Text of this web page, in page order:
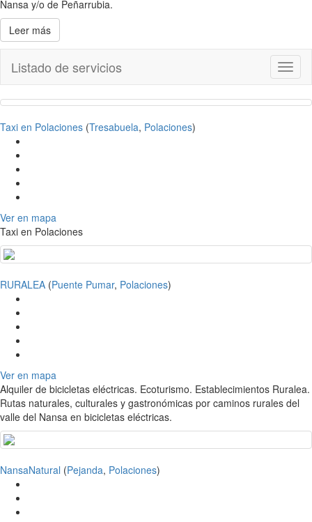
Nansa y/o de Peñarrubia.
Leer más
Listado de servicios
Taxi en Polaciones (Tresabuela, Polaciones)
Ver en mapa
Taxi en Polaciones
RURALEA (Puente Pumar, Polaciones)
Ver en mapa
Alquiler de bicicletas eléctricas. Ecoturismo. Establecimientos Ruralea.
Rutas naturales, culturales y gastronómicas por caminos rurales del
valle del Nansa en bicicletas eléctricas.
NansaNatural (Pejanda, Polaciones)